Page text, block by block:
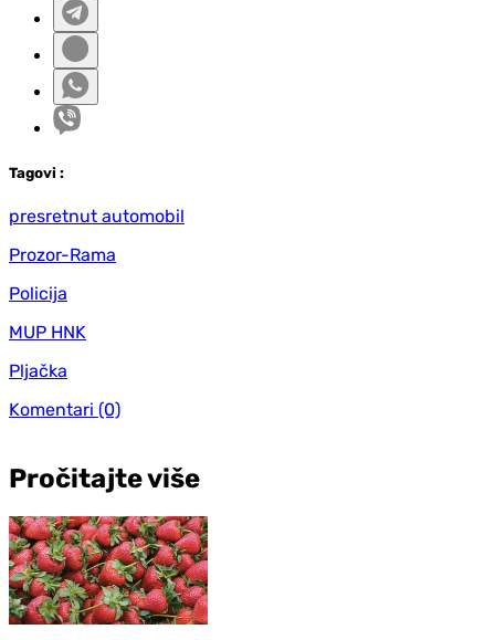
Tagovi :
presretnut automobil
Prozor-Rama
Policija
MUP HNK
Pljačka
Komentari (0)
Pročitajte više